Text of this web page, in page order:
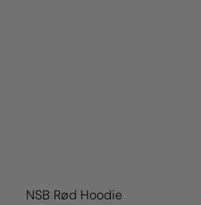
NSB Rød Hoodie